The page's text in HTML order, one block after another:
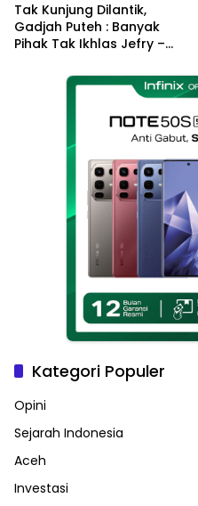
Tak Kunjung Dilantik,
Gadjah Puteh : Banyak
Pihak Tak Ikhlas Jefry –
Kategori Populer
Opini
Sejarah Indonesia
Aceh
Investasi